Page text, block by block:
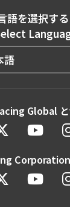
語を選択する
Global